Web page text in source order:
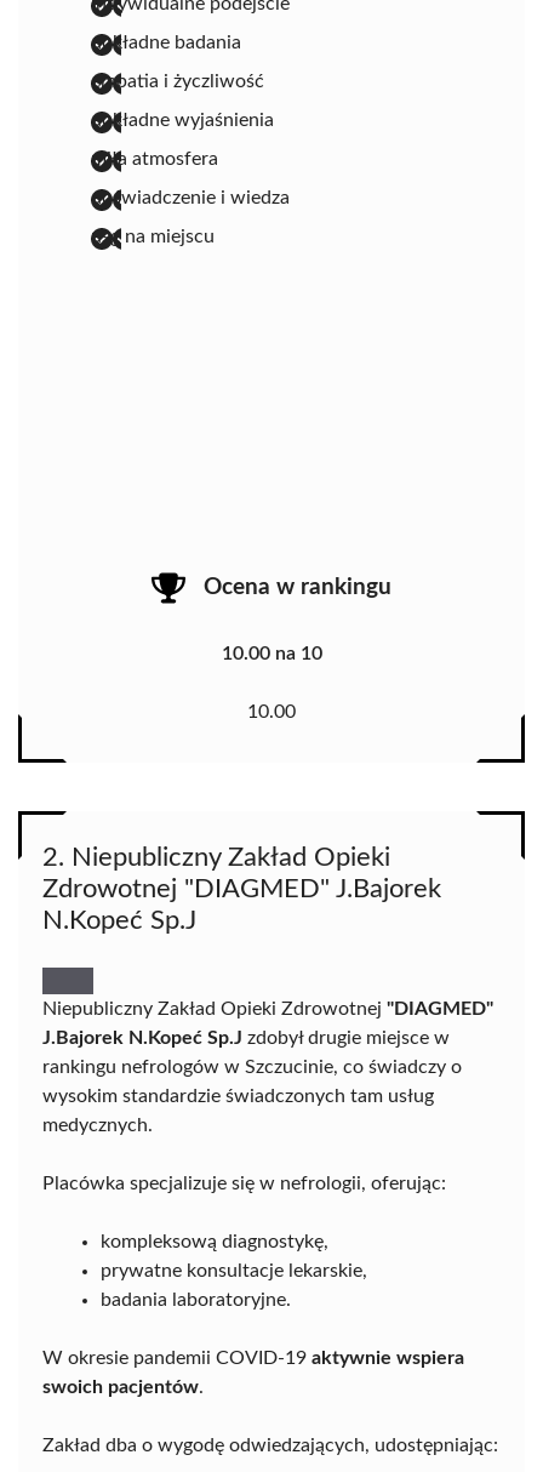
dokładne badania
empatia i życzliwość
dokładne wyjaśnienia
miła atmosfera
doświadczenie i wiedza
usg na miejscu
Ocena w rankingu
10.00 na 10
10.00
2. Niepubliczny Zakład Opieki
Zdrowotnej "DIAGMED" J.Bajorek
N.Kopeć Sp.J
Niepubliczny Zakład Opieki Zdrowotnej "DIAGMED"
J.Bajorek N.Kopeć Sp.J zdobył drugie miejsce w
rankingu nefrologów w Szczucinie, co świadczy o
wysokim standardzie świadczonych tam usług
medycznych.
Placówka specjalizuje się w nefrologii, oferując:
kompleksową diagnostykę,
prywatne konsultacje lekarskie,
badania laboratoryjne.
W okresie pandemii COVID-19 aktywnie wspiera
swoich pacjentów.
Zakład dba o wygodę odwiedzających, udostępniając: